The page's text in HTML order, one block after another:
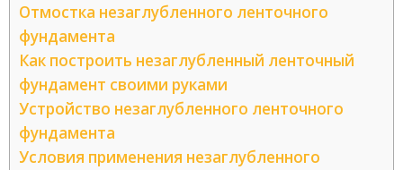
Отмостка незаглубленного ленточного
фундамента
Как построить незаглубленный ленточный
фундамент своими руками
Устройство незаглубленного ленточного
фундамента
Условия применения незаглубленного